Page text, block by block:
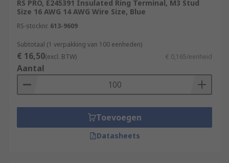
RS PRO, E245391 Insulated Ring Terminal, M3 Stud
Size 16 AWG 14 AWG Wire Size, Blue
RS-stocknr. 613-9609
Subtotaal (1 verpakking van 100 eenheden)
€ 16,50(excl. BTW) € 0,165/eenheid
Aantal
Toevoegen
Datasheets